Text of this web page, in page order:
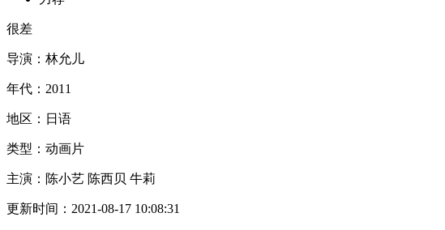
很差
导演： 林允儿
年代： 2011
地区： 日语
类型： 动画片
主演： 陈小艺 陈西贝 牛莉
更新时间： 2021-08-17 10:08:31